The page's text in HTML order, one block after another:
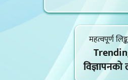
महत्वपूर्ण
विज्ञापनकाे